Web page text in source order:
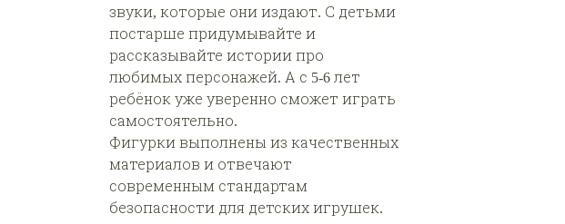
звуки, которые они издают. С детьми
постарше придумывайте и
рассказывайте истории про
любимых персонажей. А с 5-6 лет
ребёнок уже уверенно сможет играть
самостоятельно.
Фигурки выполнены из качественных
материалов и отвечают
современным стандартам
безопасности для детских игрушек.